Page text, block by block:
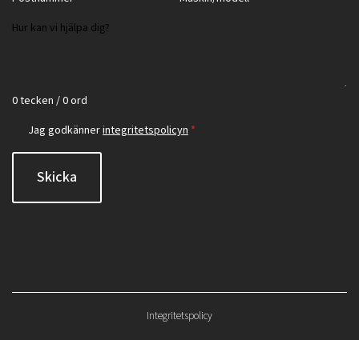
0 tecken / 0 ord
Jag godkännerintegritetspolicyn *
Skicka
Integritetspolicy